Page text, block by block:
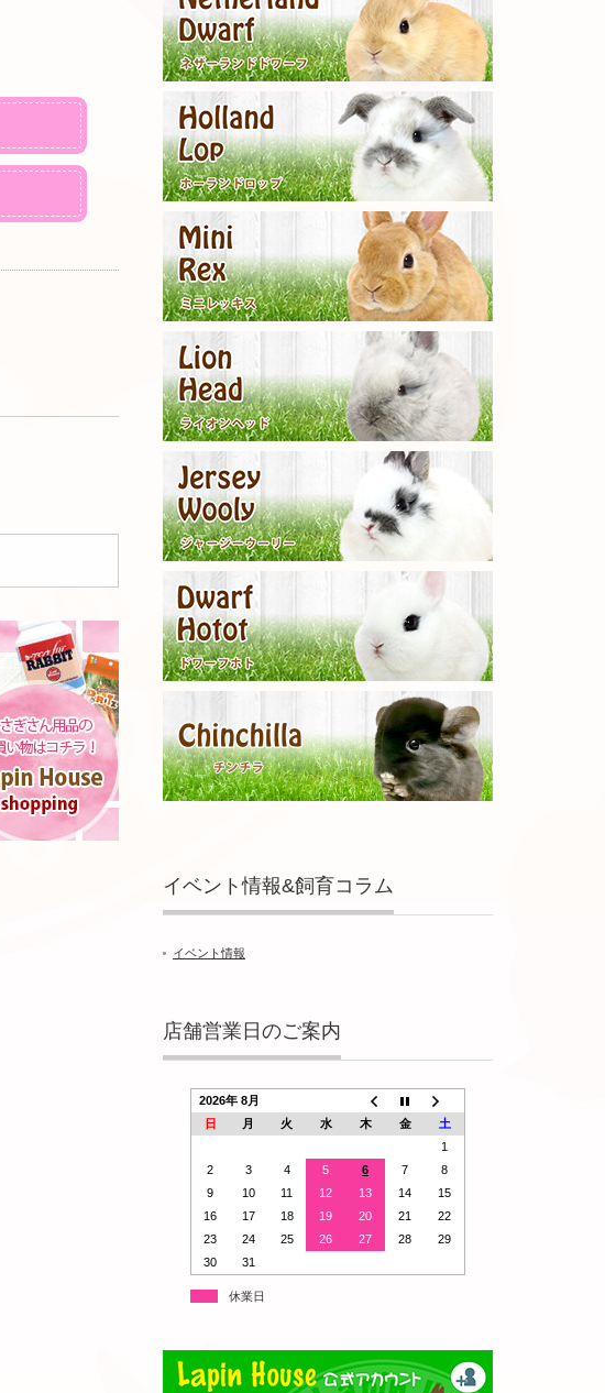
イベント情報&飼育コラム
イベント情報
店舗営業日のご案内
2026年 8月
日
月 火 水 木 金
土
1
2
3 4 5 6 7
8
9
10 11 12 13 14
15
16
17 18 19 20 21
22
23
24 25 26 27 28
29
30
31
休業日